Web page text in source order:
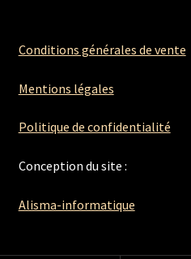
Conditions générales de vente
Mentions légales
Politique de confidentialité
Conception du site :
Alisma-informatique